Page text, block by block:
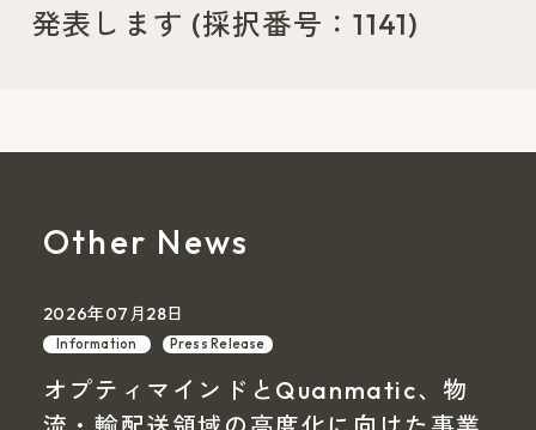
発表します (採択番号：1141)
Other News
2026年07月28日
Information Press Release
オプティマインドとQuanmatic、物